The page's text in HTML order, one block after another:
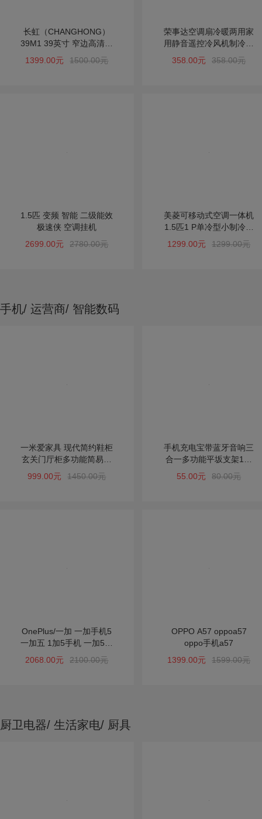
长虹（CHANGHONG）
39M1 39英寸 窄边高清液
晶电视（黑色）
1399.00元 1500.00元
荣事达空调扇冷暖两用家
用静音遥控冷风机制冷风
扇加湿移动小空调
358.00元 358.00元
1.5匹 变频 智能 二级能效
极速侠 空调挂机
2699.00元
2780.00元
美菱可移动式空调一体机
1.5匹1 P单冷型小制冷厨
房窗式冷暖免安装
1299.00元 1299.00元
手机/ 运营商/ 智能数码
一米爱家具 现代简约鞋柜
玄关门厅柜多功能简易翻
斗鞋柜超薄鞋柜
999.00元 1450.00元
手机充电宝带蓝牙音响三
合一多功能平坂支架1毫
安5移动电源20000M
55.00元 80.00元
OnePlus/一加 一加手机5
一加五 1加5手机 一加5星
辰黑
2068.00元 2100.00元
OPPO A57 oppoa57
oppo手机a57
1399.00元
1599.00元
厨卫电器/ 生活家电/ 厨具